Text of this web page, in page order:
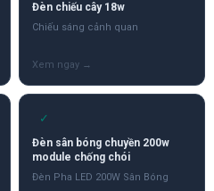
Đèn chiếu cây 18w
Chiếu sáng cảnh quan
✓
Đèn sân bóng chuyền 200w
module chống chói
Đèn Pha LED 200W Sân Bóng